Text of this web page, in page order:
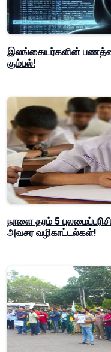
இலங்கையர்களின்
கும்பல்!
நாளை தரம் 5
அவசர வழிகாட்டல்கள்!